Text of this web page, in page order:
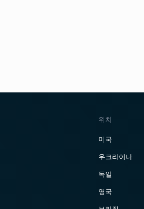
위치
미국
우크라이나
독일
영국